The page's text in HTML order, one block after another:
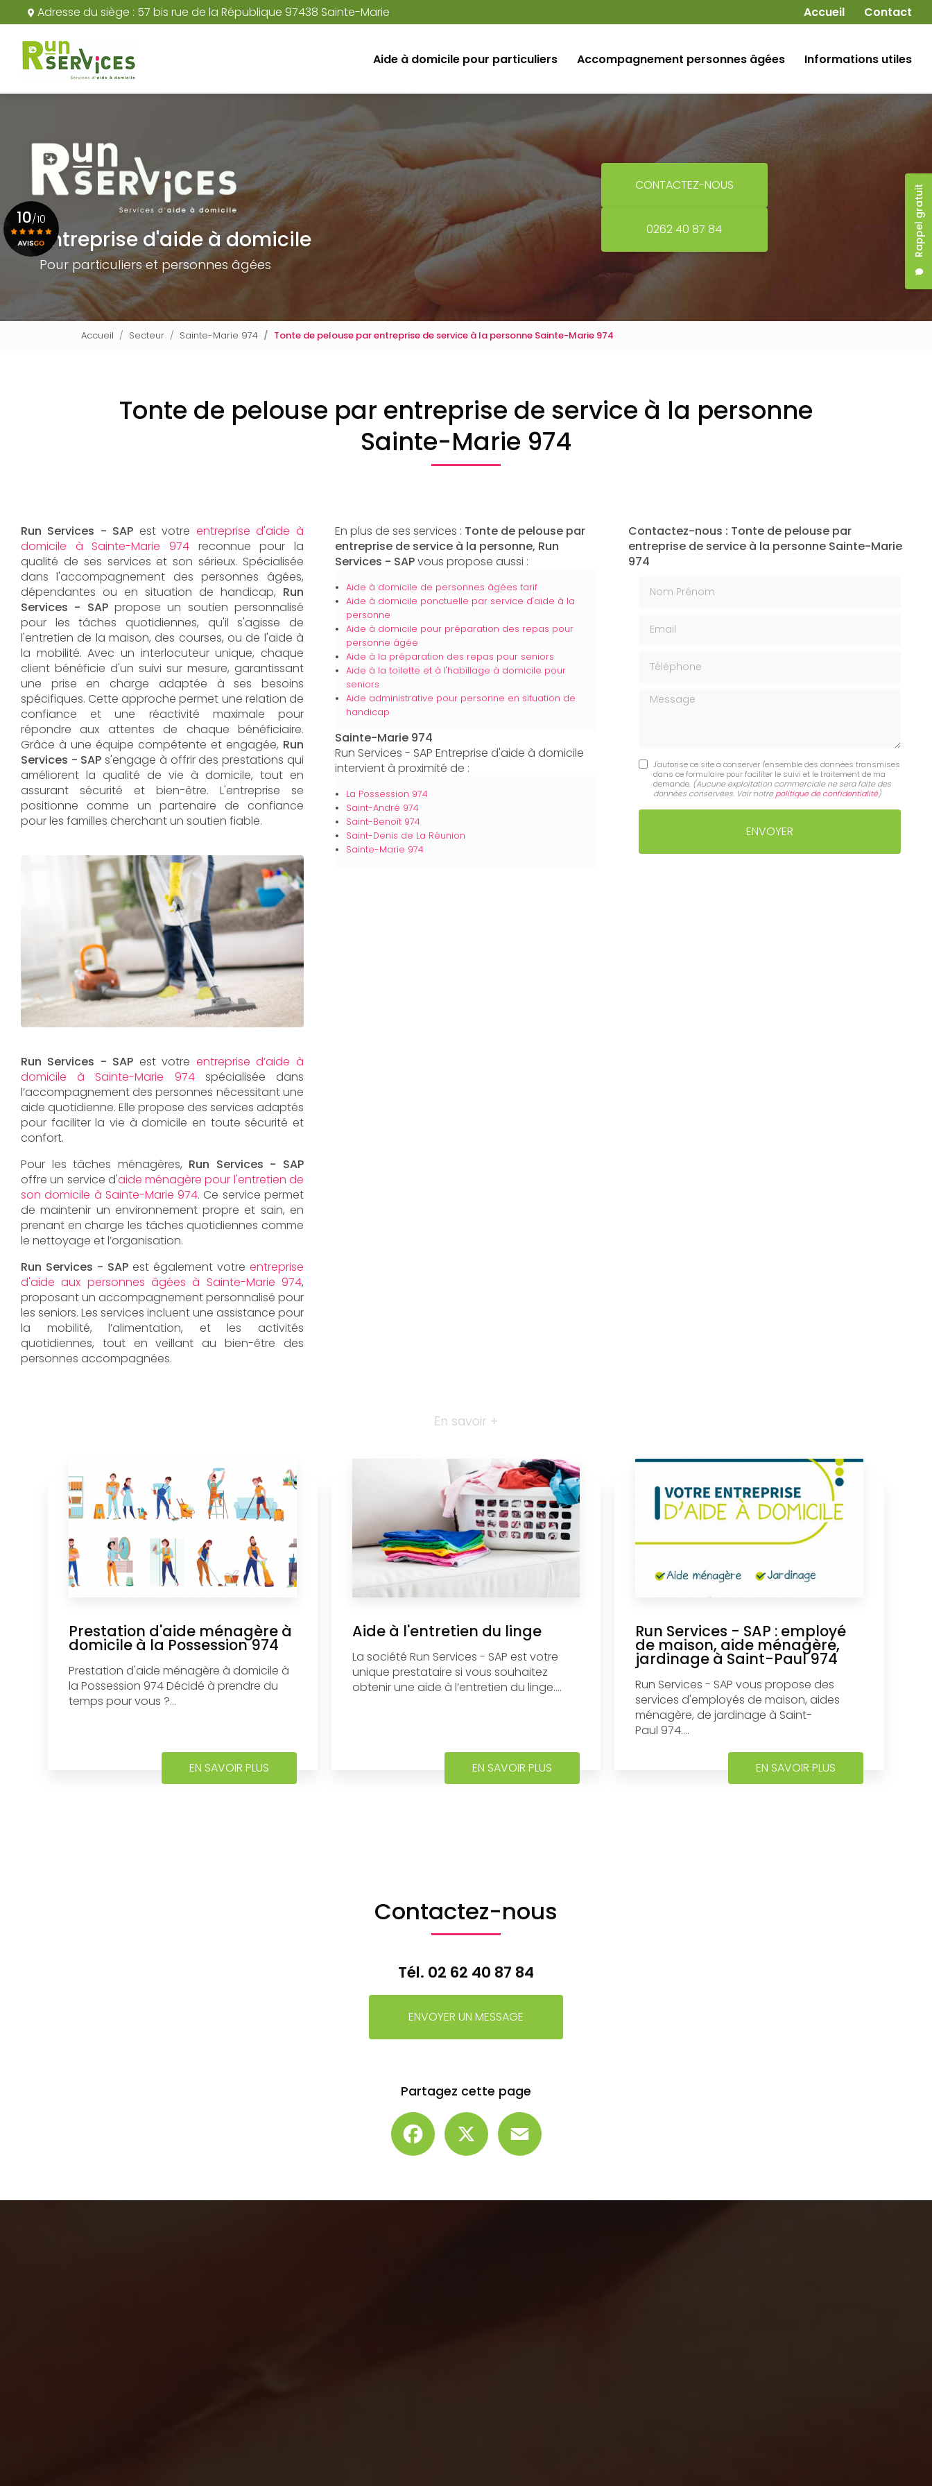
au
contenu
principal
Adresse du siège : 57 bis rue de la République 97438 Sainte-Marie Navigation secondaire
Accueil Contact
Rappel gratuit
Aide à domicile pour particuliers
Accompagnement personnes âgées Informations utiles
Entreprise d'aide à domicile
Pour particuliers et personnes âgées
CONTACTEZ-NOUS
0262 40 87 84
10/10
Voir le certificat
Accueil Secteur Sainte-Marie 974 Tonte de pelouse par entreprise de service à la personne Sainte-Marie 974
Tonte de pelouse par entreprise de service à la personne
Sainte-Marie 974
Run Services - SAP est votre entreprise d'aide à
domicile à Sainte-Marie 974 reconnue pour la
qualité de ses services et son sérieux. Spécialisée
dans l'accompagnement des personnes âgées,
dépendantes ou en situation de handicap, Run
Services - SAP propose un soutien personnalisé
pour les tâches quotidiennes, qu'il s'agisse de
l'entretien de la maison, des courses, ou de l'aide à
la mobilité. Avec un interlocuteur unique, chaque
client bénéficie d'un suivi sur mesure, garantissant
une prise en charge adaptée à ses besoins
spécifiques. Cette approche permet une relation de
confiance et une réactivité maximale pour
répondre aux attentes de chaque bénéficiaire.
Grâce à une équipe compétente et engagée, Run
Services - SAPs'engage à offrir des prestations qui
améliorent la qualité de vie à domicile, tout en
assurant sécurité et bien-être. L'entreprise se
positionne comme un partenaire de confiance
pour les familles cherchant un soutien fiable.
Run Services - SAP est votre entreprise d’aide à
domicile à Sainte-Marie 974spécialisée dans
l’accompagnement des personnes nécessitant une
aide quotidienne. Elle propose des services adaptés
pour faciliter la vie à domicile en toute sécurité et
confort.
Pour les tâches ménagères, Run Services - SAP
offre un service d'aide ménagère pour l'entretien de
son domicile à Sainte-Marie 974. Ce service permet
de maintenir un environnement propre et sain, en
prenant en charge les tâches quotidiennes comme
le nettoyage et l’organisation.
Run Services - SAP est également votre entreprise
d'aide aux personnes âgées à Sainte-Marie 974,
proposant un accompagnement personnalisé pour
les seniors. Les services incluent une assistance pour
la mobilité, l’alimentation, et les activités
quotidiennes, tout en veillant au bien-être des
personnes accompagnées.
En plus de ses services : Tonte de pelouse par
entreprise de service à la personne, Run
Services - SAPvous propose aussi :
Aide à domicile de personnes âgées tarif
Aide à domicile ponctuelle par service d'aide à la
personne
Aide à domicile pour préparation des repas pour
personne âgée
Aide à la préparation des repas pour seniors
Aide à la toilette et à l'habillage à domicile pour
seniors
Aide administrative pour personne en situation de
handicap
Sainte-Marie 974
Run Services - SAP Entreprise d'aide à domicile
intervient à proximité de :
La Possession 974
Saint-André 974
Saint-Benoît 974
Saint-Denis de La Réunion
Sainte-Marie 974
Contactez-nous : Tonte de pelouse par
entreprise de service à la personne Sainte-Marie
974
Message
J'autorise ce site à conserver l'ensemble des données transmises
dans ce formulaire pour faciliter le suivi et le traitement de ma
demande. (Aucune exploitation commerciale ne sera faite des
données conservées. Voir notre politique de confidentialité)
En savoir +
Prestation d'aide ménagère à
domicile à la Possession 974
Prestation d'aide ménagère à domicile à
la Possession 974 Décidé à prendre du
temps pour vous ?...
EN SAVOIR PLUS
Aide à l'entretien du linge
La société Run Services - SAP est votre
unique prestataire si vous souhaitez
obtenir une aide à l’entretien du linge....
EN SAVOIR PLUS
Run Services - SAP : employé
de maison, aide ménagère,
jardinage à Saint-Paul 974
Run Services - SAP vous propose des
services d'employés de maison, aides
ménagère, de jardinage à Saint-
Paul 974....
EN SAVOIR PLUS
Contactez-nous
Tél. 02 62 40 87 84
ENVOYER UN MESSAGE
Partagez cette page
Facebook